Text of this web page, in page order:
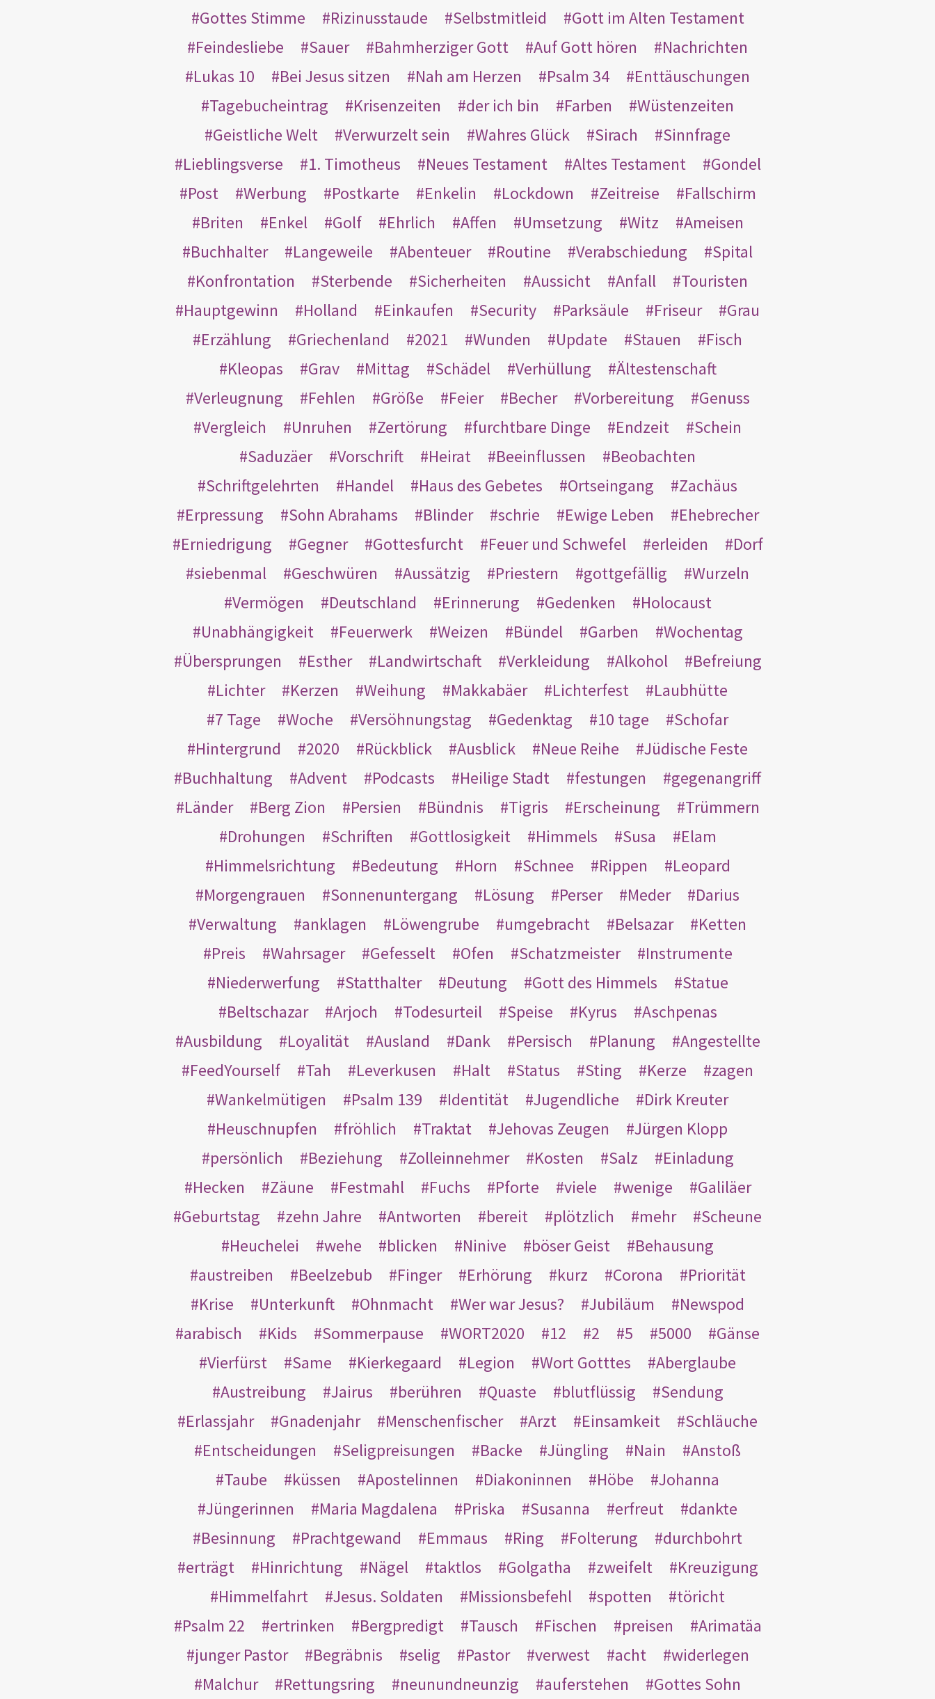
Gottes Stimme
Rizinusstaude Selbstmitleid
Gott im Alten Testament
Feindesliebe
Sauer Bahmherziger Gott Auf Gott hören
Nachrichten
Lukas 10
Bei Jesus sitzen Nah am Herzen Psalm 34
Enttäuschungen
Tagebucheintrag
Krisenzeiten der ich bin Farben
Wüstenzeiten
Geistliche Welt
Verwurzelt sein Wahres Glück Sirach
Sinnfrage
Lieblingsverse
1. Timotheus Neues Testament Altes Testament
Gondel
Post
Werbung Postkarte Enkelin Lockdown Zeitreise
Fallschirm
Briten
Enkel Golf Ehrlich Affen Umsetzung Witz
Ameisen
Buchhalter
Langeweile Abenteuer Routine Verabschiedung
Spital
Konfrontation
Sterbende Sicherheiten Aussicht Anfall
Touristen
Hauptgewinn
Holland Einkaufen Security Parksäule Friseur
Grau
Erzählung
Griechenland 2021 Wunden Update Stauen
Fisch
Kleopas
Grav Mittag Schädel Verhüllung
Ältestenschaft
Verleugnung
Fehlen Größe Feier Becher Vorbereitung
Genuss
Vergleich
Unruhen Zertörung furchtbare Dinge Endzeit
Schein
Saduzäer
Vorschrift Heirat Beeinflussen
Beobachten
Schriftgelehrten
Handel Haus des Gebetes Ortseingang
Zachäus
Erpressung
Sohn Abrahams Blinder schrie Ewige Leben
Ehebrecher
Erniedrigung
Gegner Gottesfurcht Feuer und Schwefel erleiden
Dorf
siebenmal
Geschwüren Aussätzig Priestern gottgefällig
Wurzeln
Vermögen
Deutschland Erinnerung Gedenken
Holocaust
Unabhängigkeit
Feuerwerk Weizen Bündel Garben
Wochentag
Übersprungen
Esther Landwirtschaft Verkleidung Alkohol
Befreiung
Lichter
Kerzen Weihung Makkabäer Lichterfest
Laubhütte
7 Tage
Woche Versöhnungstag Gedenktag 10 tage
Schofar
Hintergrund
2020 Rückblick Ausblick Neue Reihe
Jüdische Feste
Buchhaltung
Advent Podcasts Heilige Stadt festungen
gegenangriff
Länder
Berg Zion Persien Bündnis Tigris Erscheinung
Trümmern
Drohungen
Schriften Gottlosigkeit Himmels Susa
Elam
Himmelsrichtung
Bedeutung Horn Schnee Rippen
Leopard
Morgengrauen
Sonnenuntergang Lösung Perser Meder
Darius
Verwaltung
anklagen Löwengrube umgebracht Belsazar
Ketten
Preis
Wahrsager Gefesselt Ofen Schatzmeister
Instrumente
Niederwerfung
Statthalter Deutung Gott des Himmels
Statue
Beltschazar
Arjoch Todesurteil Speise Kyrus
Aschpenas
Ausbildung
Loyalität Ausland Dank Persisch Planung
Angestellte
FeedYourself
Tah Leverkusen Halt Status Sting Kerze
zagen
Wankelmütigen
Psalm 139 Identität Jugendliche
Dirk Kreuter
Heuschnupfen
fröhlich Traktat Jehovas Zeugen
Jürgen Klopp
persönlich
Beziehung Zolleinnehmer Kosten Salz
Einladung
Hecken
Zäune Festmahl Fuchs Pforte viele wenige
Galiläer
Geburtstag
zehn Jahre Antworten bereit plötzlich mehr
Scheune
Heuchelei
wehe blicken Ninive böser Geist
Behausung
austreiben
Beelzebub Finger Erhörung kurz Corona
Priorität
Krise
Unterkunft Ohnmacht Wer war Jesus? Jubiläum
Newspod
arabisch
Kids Sommerpause WORT2020 12 2 5 5000
Gänse
Vierfürst
Same Kierkegaard Legion Wort Gotttes
Aberglaube
Austreibung
Jairus berühren Quaste blutflüssig
Sendung
Erlassjahr
Gnadenjahr Menschenfischer Arzt Einsamkeit
Schläuche
Entscheidungen
Seligpreisungen Backe Jüngling Nain
Anstoß
Taube
küssen Apostelinnen Diakoninnen Höbe
Johanna
Jüngerinnen
Maria Magdalena Priska Susanna erfreut
dankte
Besinnung
Prachtgewand Emmaus Ring Folterung
durchbohrt
erträgt
Hinrichtung Nägel taktlos Golgatha zweifelt
Kreuzigung
Himmelfahrt
Jesus. Soldaten Missionsbefehl spotten
töricht
Psalm 22
ertrinken Bergpredigt Tausch Fischen preisen
Arimatäa
junger Pastor
Begräbnis selig Pastor verwest acht
widerlegen
Malchur
Rettungsring neunundneunzig auferstehen Gottes Sohn